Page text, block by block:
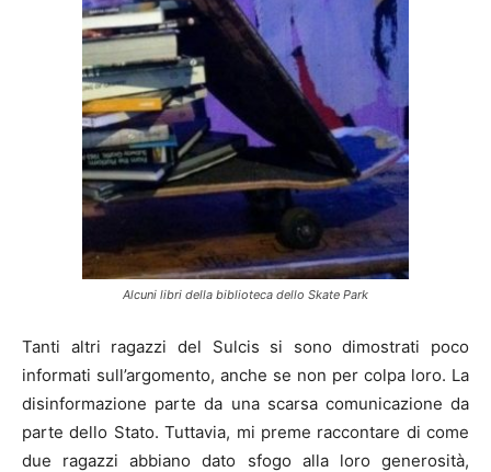
Alcuni libri della biblioteca dello Skate Park
Tanti altri ragazzi del Sulcis si sono dimostrati poco
informati sull’argomento, anche se non per colpa loro. La
disinformazione parte da una scarsa comunicazione da
parte dello Stato. Tuttavia, mi preme raccontare di come
due ragazzi abbiano dato sfogo alla loro generosità,